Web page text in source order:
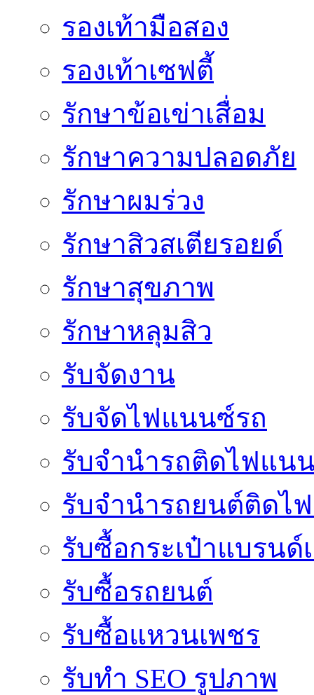
รองเท้ามือสอง
รองเท้าเซฟตี้
รักษาข้อเข่าเสื่อม
รักษาความปลอดภัย
รักษาผมร่วง
รักษาสิวสเตียรอยด์
รักษาสุขภาพ
รักษาหลุมสิว
รับจัดงาน
รับจัดไฟแนนซ์รถ
รับจำนำรถติดไฟแน
รับจํานํารถยนต์ติดไ
รับซื้อกระเป๋าแบรนด์
รับซื้อรถยนต์
รับซื้อแหวนเพชร
รับทำ SEO รูปภาพ